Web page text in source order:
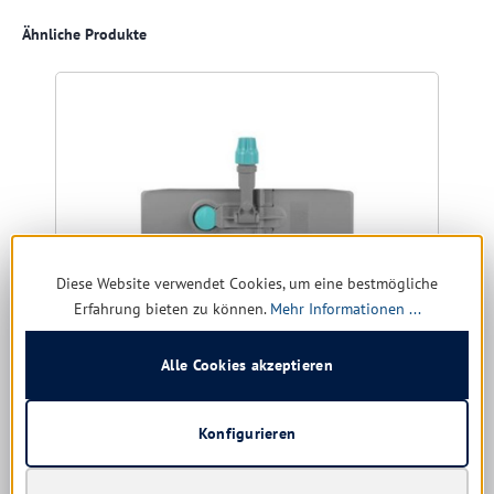
Produktgalerie überspringen
Ähnliche Produkte
Diese Website verwendet Cookies, um eine bestmögliche
Erfahrung bieten zu können. Mehr Informationen ...
Konfigurieren
Alle Cookies akzeptieren